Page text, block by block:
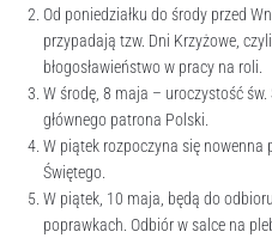
Od poniedziałku do środy przed
przypadają tzw. Dni Krzyżowe,
błogosławieństwo w pracy na roli.
W środę, 8 maja – uroczystość św.
głównego patrona Polski.
W piątek rozpoczyna się nowenna
Świętego.
W piątek, 10 maja, będą do
poprawkach. Odbiór w salce na